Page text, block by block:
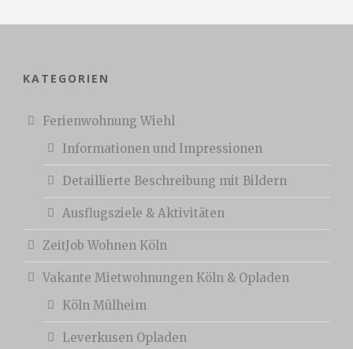
KATEGORIEN
Ferienwohnung Wiehl
Informationen und Impressionen
Detaillierte Beschreibung mit Bildern
Ausflugsziele & Aktivitäten
ZeitJob Wohnen Köln
Vakante Mietwohnungen Köln & Opladen
Köln Mülheim
Leverkusen Opladen